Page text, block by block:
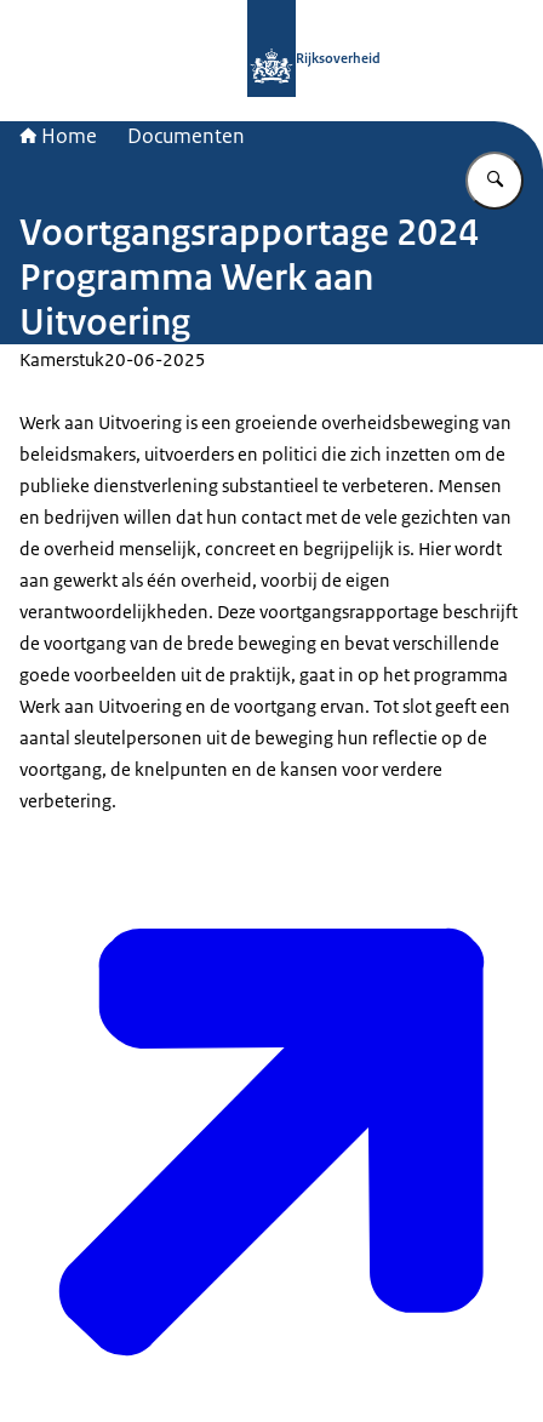
Rijksoverheid
Home Documenten
Voortgangsrapportage 2024
Programma Werk aan
Uitvoering
Kamerstuk20-06-2025
Werk aan Uitvoering is een groeiende overheidsbeweging van
beleidsmakers, uitvoerders en politici die zich inzetten om de
publieke dienstverlening substantieel te verbeteren. Mensen
en bedrijven willen dat hun contact met de vele gezichten van
de overheid menselijk, concreet en begrijpelijk is. Hier wordt
aan gewerkt als één overheid, voorbij de eigen
verantwoordelijkheden. Deze voortgangsrapportage beschrijft
de voortgang van de brede beweging en bevat verschillende
goede voorbeelden uit de praktijk, gaat in op het programma
Werk aan Uitvoering en de voortgang ervan. Tot slot geeft een
aantal sleutelpersonen uit de beweging hun reflectie op de
voortgang, de knelpunten en de kansen voor verdere
verbetering.